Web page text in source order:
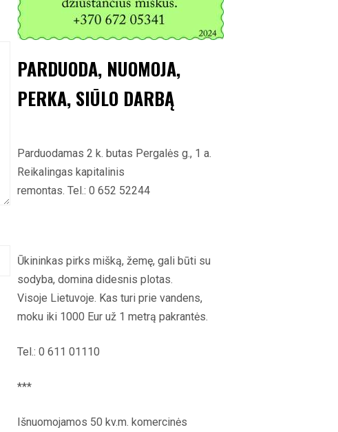
PARDUODA, NUOMOJA,
PERKA, SIŪLO DARBĄ
Parduodamas 2 k. butas Pergalės g., 1 a.
Reikalingas kapitalinis
remontas. Tel.: 0 652 52244
Ūkininkas pirks mišką, žemę, gali būti su
sodyba, domina didesnis plotas.
Visoje Lietuvoje. Kas turi prie vandens,
moku iki 1000 Eur už 1 metrą pakrantės.
Tel.: 0 611 01110
***
Išnuomojamos 50 kv.m. komercinės